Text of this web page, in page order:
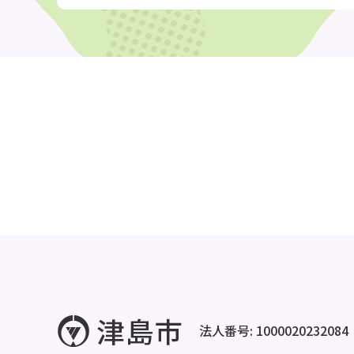
法人番号: 1000020232084